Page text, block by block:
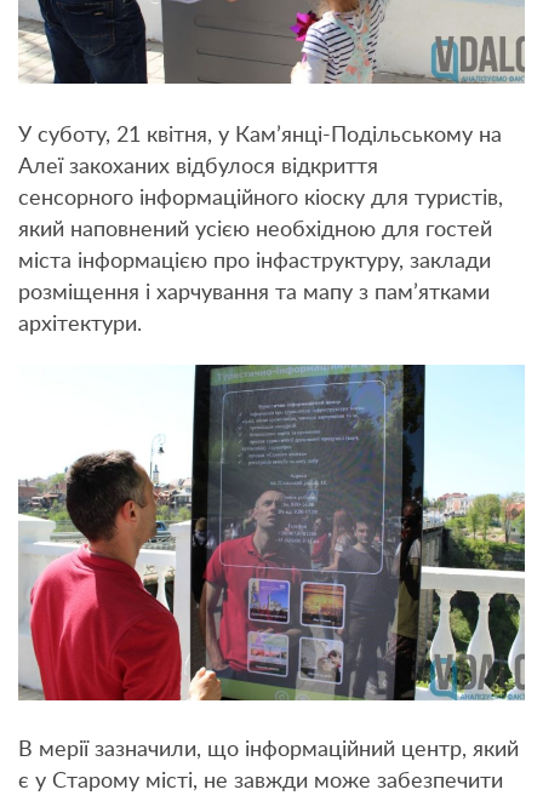
У суботу, 21 квітня, у Кам’янці-Подільському на
Алеї закоханих відбулося відкриття
сенсорного інформаційного кіоску для туристів,
який наповнений усією необхідною для гостей
міста інформацією про інфаструктуру, заклади
розміщення і харчування та мапу з пам’ятками
архітектури.
В мерії зазначили, що інформаційний центр, який
є у Старому місті, не завжди може забезпечити